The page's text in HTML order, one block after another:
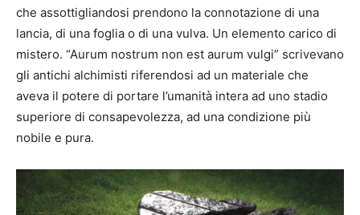
che assottigliandosi prendono la connotazione di una
lancia, di una foglia o di una vulva. Un elemento carico di
mistero. “Aurum nostrum non est aurum vulgi” scrivevano
gli antichi alchimisti riferendosi ad un materiale che
aveva il potere di portare l’umanità intera ad uno stadio
superiore di consapevolezza, ad una condizione più
nobile e pura.